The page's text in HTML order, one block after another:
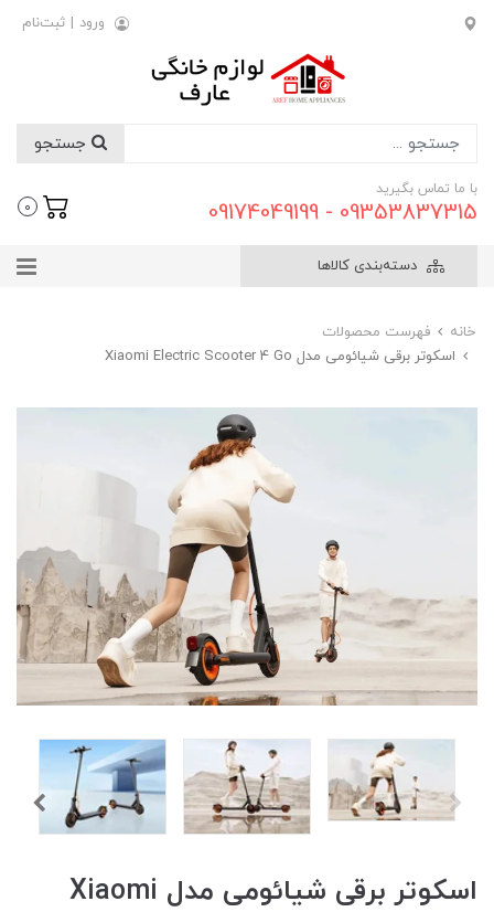
ورود | ثبت‌نام
با ما تماس بگیرید
09353837315 - 09174049199
0
دسته‌بندی کالاها
خانه
فهرست محصولات
اسکوتر برقی شیائومی مدل Xiaomi Electric Scooter 4 Go
اسکوتر برقی شیائومی مدل Xiaomi